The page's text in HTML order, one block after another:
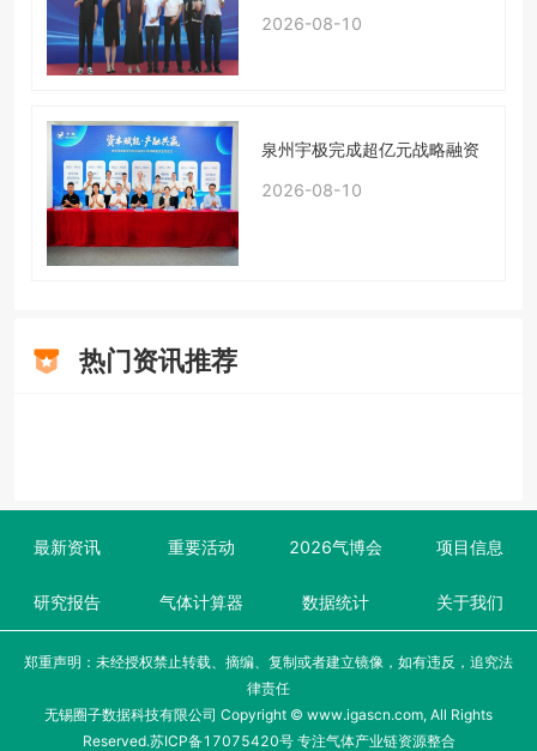
2026-08-10
泉州宇极完成超亿元战略融资
2026-08-10
热门资讯推荐
最新资讯 重要活动 2026气博会 项目信息
研究报告 气体计算器 数据统计 关于我们
郑重声明：未经授权禁止转载、摘编、复制或者建立镜像，如有违反，追究法
律责任
无锡圈子数据科技有限公司 Copyright © www.igascn.com, All Rights
Reserved.苏ICP备17075420号专注气体产业链资源整合